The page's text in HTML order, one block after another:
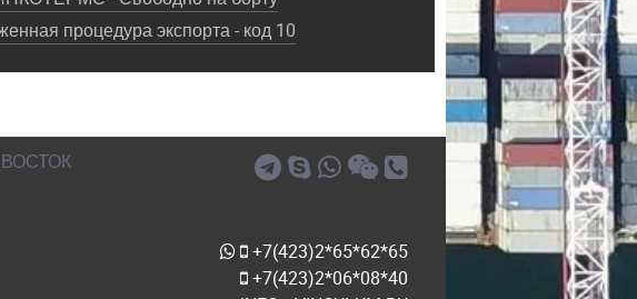
процедура экспорта - код 10
+7(423)2*65*62*65
+7(423)2*06*08*40